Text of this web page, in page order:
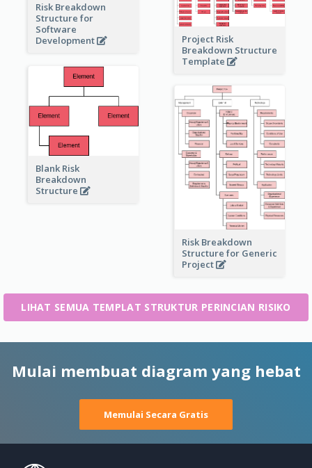
Risk Breakdown
Structure for
Software
Development
Project Risk
Breakdown Structure
Template
Blank Risk
Breakdown
Structure
Risk Breakdown
Structure for Generic
Project
LIHAT SEMUA TEMPLAT STRUKTUR PERINCIAN RISIKO
Mulai membuat diagram yang hebat
Memulai Secara Gratis